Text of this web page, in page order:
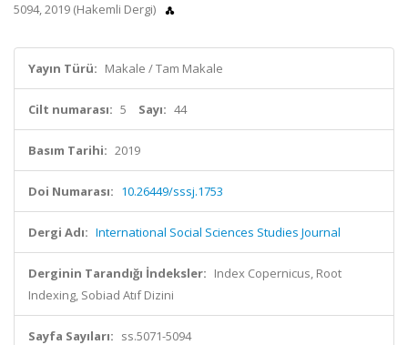
5094, 2019 (Hakemli Dergi)
Yayın Türü: Makale / Tam Makale
Cilt numarası: 5 Sayı: 44
Basım Tarihi: 2019
Doi Numarası: 10.26449/sssj.1753
Dergi Adı: International Social Sciences Studies Journal
Derginin Tarandığı İndeksler: Index Copernicus, Root
Indexing, Sobiad Atıf Dizini
Sayfa Sayıları: ss.5071-5094